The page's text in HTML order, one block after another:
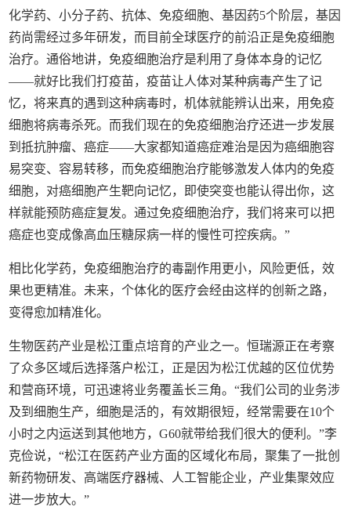
化学药、小分子药、抗体、免疫细胞、基因药5个阶层，基因
药尚需经过多年研发，而目前全球医疗的前沿正是免疫细胞
治疗。通俗地讲，免疫细胞治疗是利用了身体本身的记忆
——就好比我们打疫苗，疫苗让人体对某种病毒产生了记
忆，将来真的遇到这种病毒时，机体就能辨认出来，用免疫
细胞将病毒杀死。而我们现在的免疫细胞治疗还进一步发展
到抵抗肿瘤、癌症——大家都知道癌症难治是因为癌细胞容
易突变、容易转移，而免疫细胞治疗能够激发人体内的免疫
细胞，对癌细胞产生靶向记忆，即使突变也能认得出你，这
样就能预防癌症复发。通过免疫细胞治疗，我们将来可以把
癌症也变成像高血压糖尿病一样的慢性可控疾病。”
相比化学药，免疫细胞治疗的毒副作用更小，风险更低，效
果也更精准。未来，个体化的医疗会经由这样的创新之路，
变得愈加精准化。
生物医药产业是松江重点培育的产业之一。恒瑞源正在考察
了众多区域后选择落户松江，正是因为松江优越的区位优势
和营商环境，可迅速将业务覆盖长三角。“我们公司的业务涉
及到细胞生产，细胞是活的，有效期很短，经常需要在10个
小时之内运送到其他地方，G60就带给我们很大的便利。”李
克俭说，“松江在医药产业方面的区域化布局，聚集了一批创
新药物研发、高端医疗器械、人工智能企业，产业集聚效应
进一步放大。”